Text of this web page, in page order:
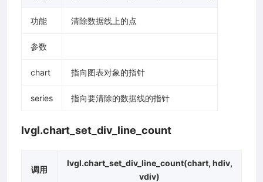
功能 清除数据线上的点
参数
chart 指向图表对象的指针
series 指向要清除的数据线的指针
lvgl.chart_set_div_line_count
调用
lvgl.chart_set_div_line_count(chart, hdiv,
vdiv)